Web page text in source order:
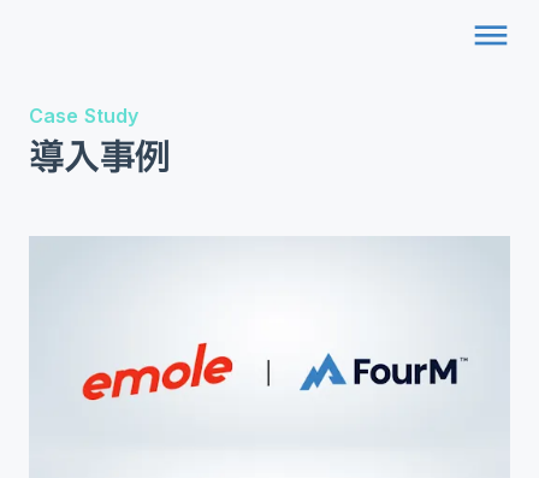
dehaze
Case Study
導入事例